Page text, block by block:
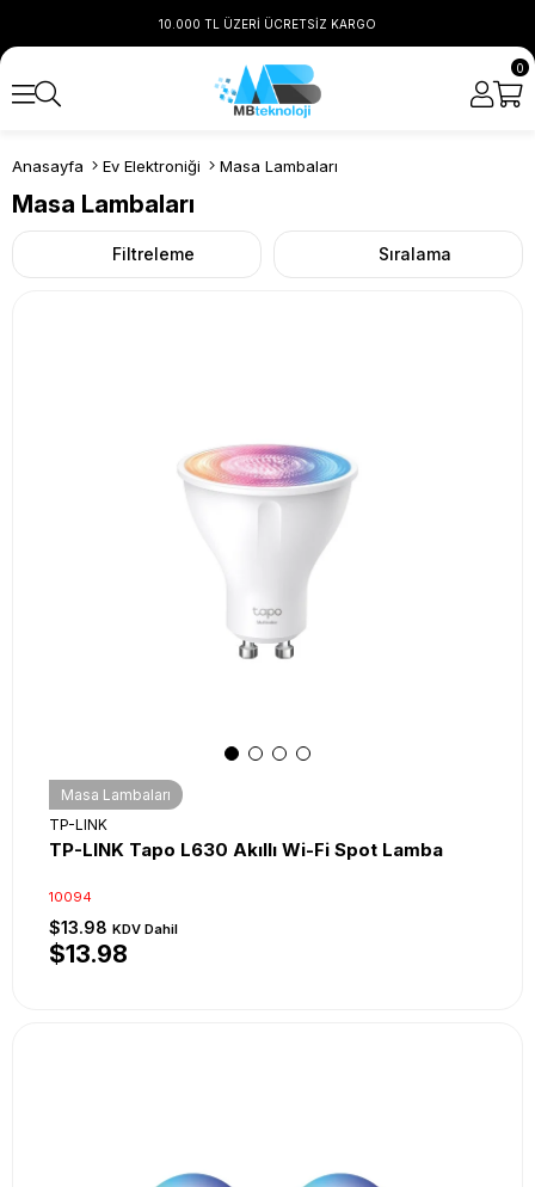
10.000 TL ÜZERİ ÜCRETSİZ KARGO
0
Anasayfa Ev Elektroniği Masa Lambaları
Masa Lambaları
Filtreleme Sıralama
Masa Lambaları
TP-LINK
TP-LINK Tapo L630 Akıllı Wi-Fi Spot Lamba
10094
$13.98 KDV Dahil
$13.98